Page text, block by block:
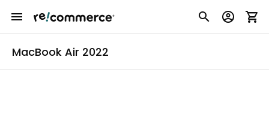
MacBook Air 2022